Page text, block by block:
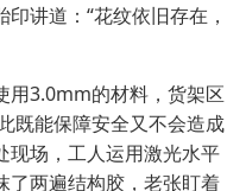
讲道：“花纹依旧存在，
用3.0mm的材料，货架区
既能保障安全又不会造成
现场，工人运用激光水平
了两遍结构胶，老张盯着